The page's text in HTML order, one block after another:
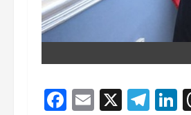
Facebook
Email
X